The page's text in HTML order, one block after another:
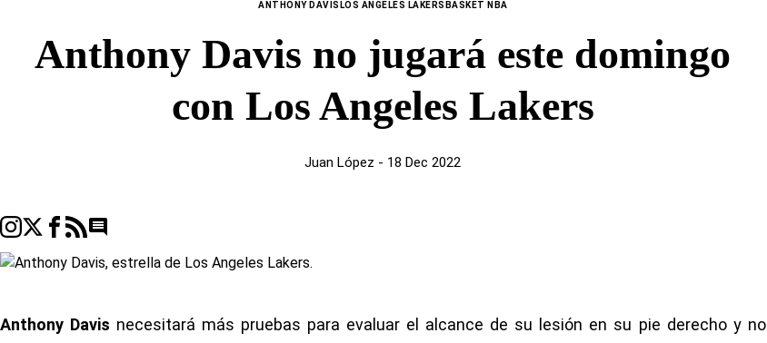
ANTHONY DAVIS LOS ANGELES LAKERS BASKET NBA
Anthony Davis no jugará este domingo
con Los Angeles Lakers
Juan López - 18 Dec 2022
Go to comments seciton
Anthony Davis necesitará más pruebas para evaluar el alcance de su lesión en su pie derecho y no